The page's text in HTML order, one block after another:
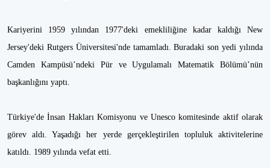
Kariyerini 1959 yılından 1977'deki emekliliğine kadar kaldığı New
Jersey'deki Rutgers Üniversitesi'nde tamamladı. Buradaki son yedi yılında
Camden Kampüsü’ndeki Pür ve Uygulamalı Matematik Bölümü’nün
başkanlığını yaptı.
Türkiye'de İnsan Hakları Komisyonu ve Unesco komitesinde aktif olarak
görev aldı. Yaşadığı her yerde gerçekleştirilen topluluk aktivitelerine
katıldı. 1989 yılında vefat etti.